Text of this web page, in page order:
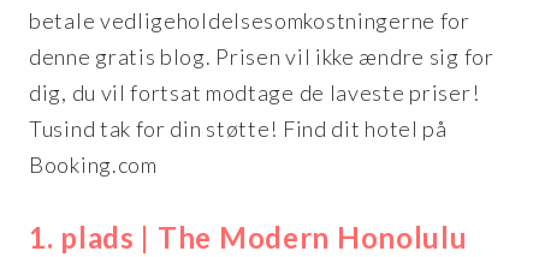
betale vedligeholdelsesomkostningerne for
denne gratis blog. Prisen vil ikke ændre sig for
dig, du vil fortsat modtage de laveste priser!
Tusind tak for din støtte! Find dit hotel på
Booking.com
1. plads | The Modern Honolulu